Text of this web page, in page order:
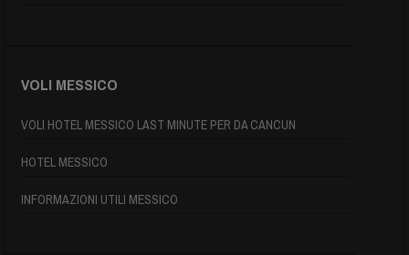
VOLI MESSICO
VOLI HOTEL MESSICO LAST MINUTE PER DA CANCUN
HOTEL MESSICO
INFORMAZIONI UTILI MESSICO